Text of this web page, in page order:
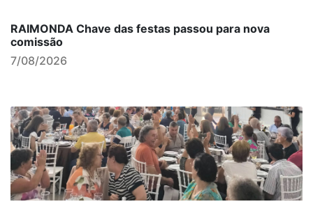
RAIMONDA Chave das festas passou para nova
comissão
7/08/2026